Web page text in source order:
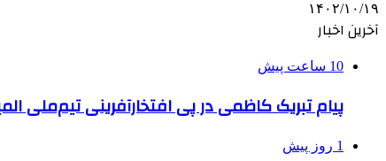
۱۴۰۲/۱۰/۱۹
آخرین اخبار
10 ساعت پیش
پیام تبریک کاظمی در پی افتخارآفرینی تیم‌ملی
1 روز پیش